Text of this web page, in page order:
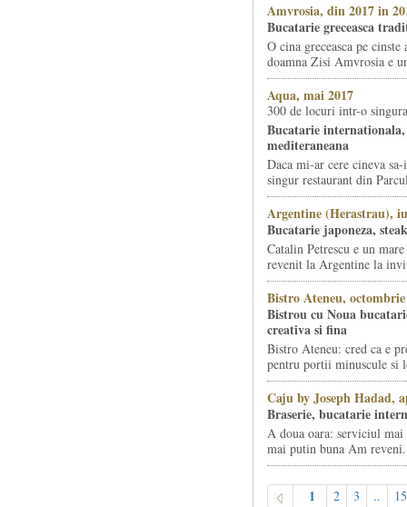
Amvrosia, din 2017 in
Bucatarie greceasca
O cina greceasca pe cinste
doamna Zisi Amvrosia e
Aqua, mai 2017
300 de locuri intr-o
Bucatarie internationala,
mediteraneana
Daca mi-ar cere cineva
singur restaurant din
Argentine (Herastrau),
Bucatarie japoneza,
Catalin Petrescu e un
revenit la Argentine la
Bistro Ateneu, octombrie
Bistrou cu Noua
creativa si fina
Bistro Ateneu: cred ca e
pentru portii minuscule si
Caju by Joseph Hadad,
Braserie, bucatarie
A doua oara: serviciul mai
mai putin buna Am
1 2 3 .. 15